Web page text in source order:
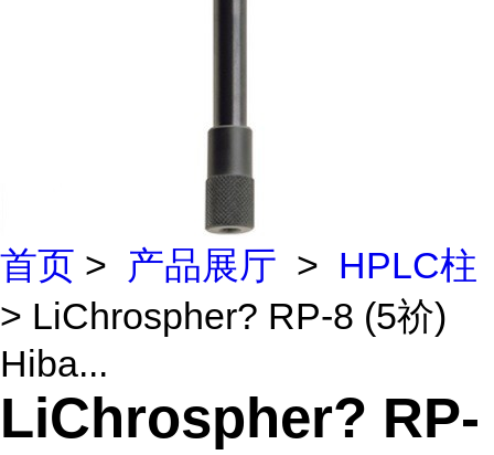
首页 > 产品展厅 > HPLC柱
> LiChrospher? RP-8 (5祄)
Hiba...
LiChrospher? RP-